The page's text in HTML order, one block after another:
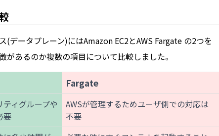
データプレーン)にはAmazon EC2とAWS Fargate の2つを
あるのか複数の項目について比較しました。
Fargate
ィグループや
要
AWSが管理するためユーザ側での対応は
不要